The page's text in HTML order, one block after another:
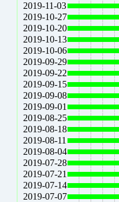
2019-11-03
2019-10-27
2019-10-20
2019-10-13
2019-10-06
2019-09-29
2019-09-22
2019-09-15
2019-09-08
2019-09-01
2019-08-25
2019-08-18
2019-08-11
2019-08-04
2019-07-28
2019-07-21
2019-07-14
2019-07-07